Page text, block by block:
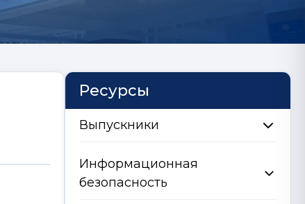
Ресурсы
Выпускники
Информационная
безопасность